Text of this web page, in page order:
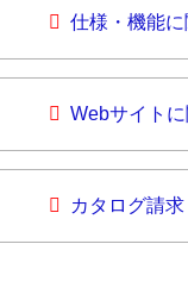
仕様・機能
Webサイト
カタログ請求